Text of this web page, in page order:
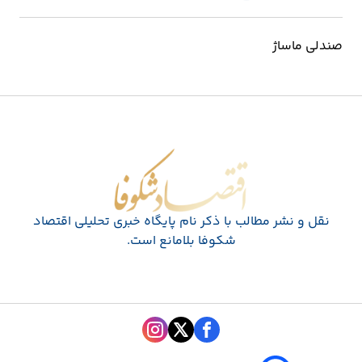
صندلی ماساژ
اقتصاد شکوفا
نقل و نشر مطالب با ذکر نام پايگاه خبری تحليلی اقتصاد
شکوفا بلامانع است.